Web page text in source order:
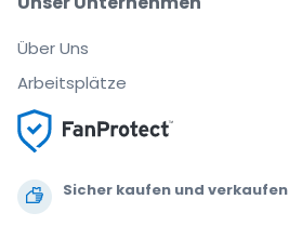
Sicher kaufen und verkaufen
Über Uns
Arbeitsplätze